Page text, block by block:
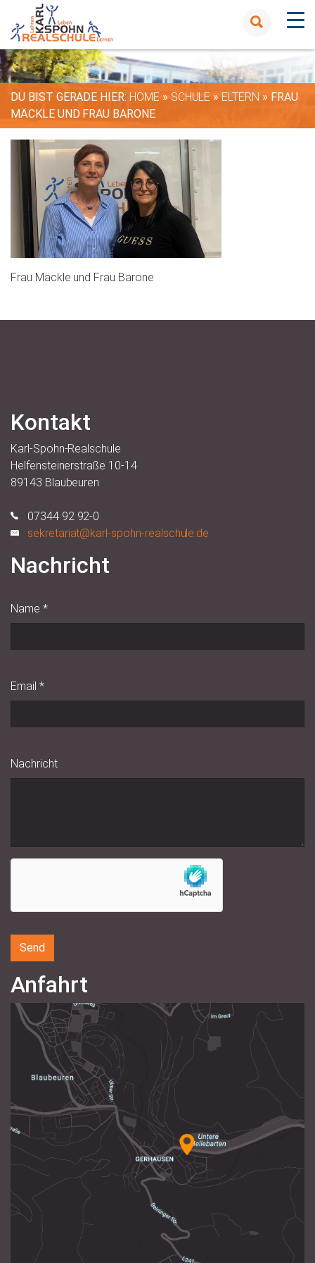
DU BIST GERADE HIER: HOME » SCHULE » ELTERN » FRAU
MÄCKLE UND FRAU BARONE
Frau Mäckle und Frau Barone
Kontakt
Karl-Spohn-Realschule
Helfensteinerstraße 10-14
89143 Blaubeuren
07344 92 92-0
sekretariat@karl-spohn-realschule.de
Nachricht
Name *
Email *
Nachricht
Anfahrt